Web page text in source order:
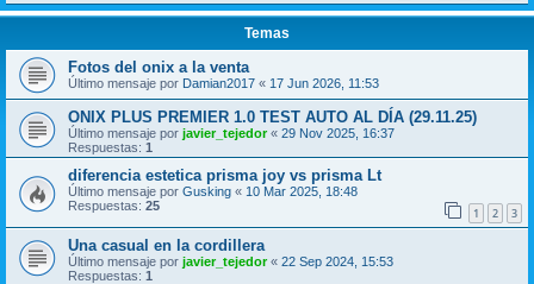
Temas
Fotos del onix a la venta
Último mensaje por Damian2017 « 17 Jun 2026, 11:53
ONIX PLUS PREMIER 1.0 TEST AUTO AL DÍA (29.11.25)
Último mensaje por javier_tejedor« 29 Nov 2025, 16:37
Respuestas: 1
diferencia estetica prisma joy vs prisma Lt
Último mensaje por Gusking « 10 Mar 2025, 18:48
Respuestas: 25 1 2 3
Una casual en la cordillera
Último mensaje por javier_tejedor« 22 Sep 2024, 15:53
Respuestas: 1